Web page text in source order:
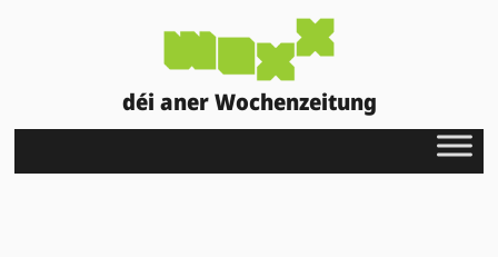
déi aner Wochenzeitung